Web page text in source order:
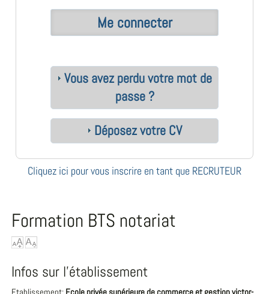
Vous avez perdu votre mot de
passe ?
Déposez votre CV
Cliquez ici pour vous inscrire en tant que RECRUTEUR
Formation BTS notariat
Infos sur l'établissement